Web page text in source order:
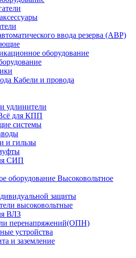
ввода резерва (АВР)
оборудование
Кабели и провода
удлинители
для КПП
системы
и гильзы
СИП
Высоковольтное
защиты
высоковольтные
ВЛЗ
перенапряжений(ОПН)
устройства
и заземление